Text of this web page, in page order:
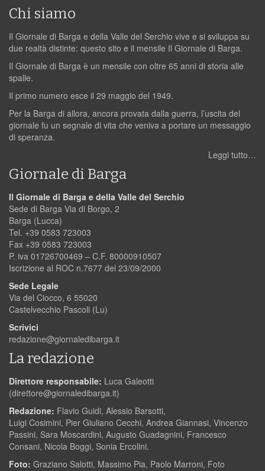
Chi siamo
Il Giornale di Barga e della Valle del Serchio vive e si sviluppa su
due realtà distinte: questo sito e il mensile Il Giornale di Barga.
Il Giornale di Barga è un mensile con oltre 65 anni di storia alle
spalle.
Il primo numero esce il 29 maggio del 1949.
Per la Barga di allora, ancora provata dalla guerra, l’uscita del
giornale fu un segnale di vita che veniva a portare un messaggio
di speranza.
Leggi tutto…
Giornale di Barga
Il Giornale di Barga e della Valle del Serchio
Sede di Barga Via di Borgo, 2
Barga (Lucca)
Tel. +39 0583 723003
Fax +39 0583 723003
P. iva 01726700469 – C.F. 80000910507
Iscrizione al ROC n.7677 del 23/09/2000
Sede Legale
Via del Ciocco, 6 55020
Castelvecchio Pascoli (Lu)
Scrivici
redazione@giornaledibarga.it
La redazione
Direttore responsabile: Luca Galeotti
(direttore@giornaledibarga.it)
Redazione: Flavio Guidi, Alessio Barsotti,
Luigi Cosimini, Pier Giuliano Cecchi, Andrea Giannasi, Vincenzo
Passini, Sara Moscardini, Augusto Guadagnini, Francesco
Consani, Nicola Boggi, Sonia Ercolini.
Foto: Graziano Salotti, Massimo Pia, Paolo Marroni, Foto